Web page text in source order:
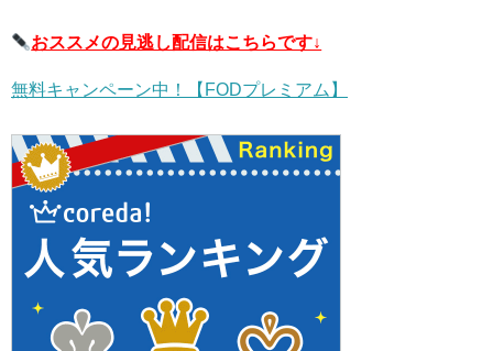
おススメの見逃し配信はこちらです↓
無料キャンペーン中！【FODプレミアム】